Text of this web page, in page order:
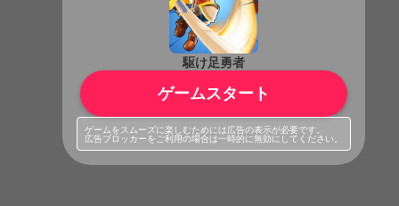
駆け足勇者
ゲームスタート
ゲームをスムーズに楽しむためには広告の表示が必要です。
広告ブロッカーをご利用の場合は一時的に無効にしてください。